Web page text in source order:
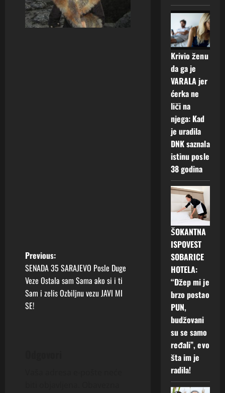
P
o
s
Previous:
SENADA 35 SARAJEVO Posle Duge
Veze Ostala sam Sama ako si i ti
Sam i zelis Ozbiljnu vezu JAVI MI
SE!
Krivio ženu
da ga je
VARALA jer
ćerka ne
liči na
njega: Kad
je uradila
DNK saznala
istinu posle
38 godina
ŠOKANTNA
ISPOVEST
SOBARICE
HOTELA:
“Džep mi je
brzo postao
PUN,
budžovani
su se samo
ređali”, evo
šta im je
radila!